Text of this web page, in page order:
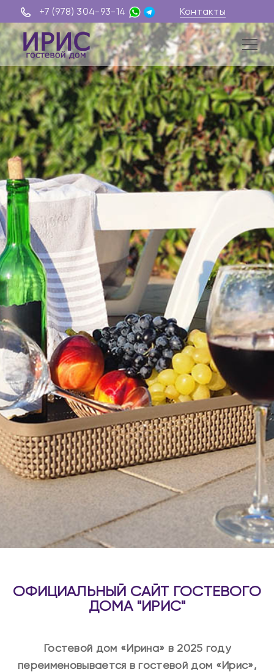
+7 (978) 304-93-14 Контакты
ОФИЦИАЛЬНЫЙ САЙТ ГОСТЕВОГО
ДОМА "ИРИС"
Гостевой дом «Ирина» в 2025 году
переименовывается в гостевой дом «Ирис»,